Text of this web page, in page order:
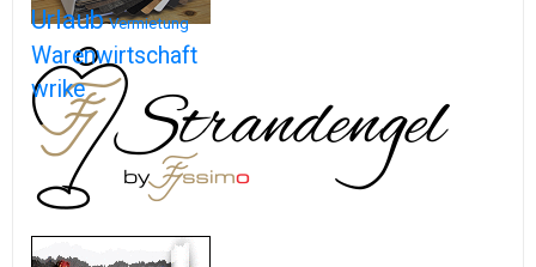
Urlaub Vermietung
Warenwirtschaft
wrike